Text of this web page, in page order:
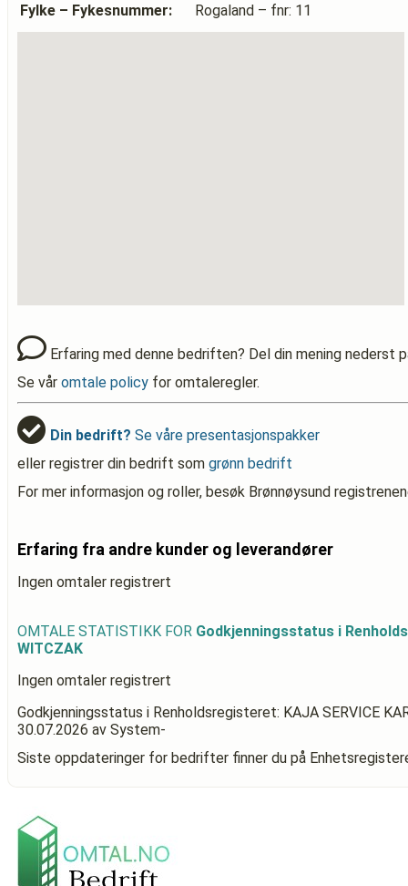
Fylke – Fykesnummer:
Rogaland – fnr: 11
Erfaring med denne bedriften? Del din mening nederst
Se vår omtale policy for omtaleregler.
Din bedrift? Se våre presentasjonspakker
eller registrer din bedrift som grønn bedrift
For mer informasjon og roller, besøk Brønnøysund
Erfaring fra andre kunder og leverandører
Ingen omtaler registrert
OMTALE STATISTIKK FOR Godkjenningsstatus i
WITCZAK
Ingen omtaler registrert
Godkjenningsstatus i Renholdsregisteret: KAJA SERVICE
30.07.2026 av System-
Siste oppdateringer for bedrifter finner du på